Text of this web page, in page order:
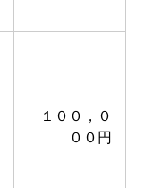
１００，０
００円